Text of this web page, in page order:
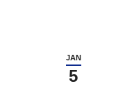
JAN
5